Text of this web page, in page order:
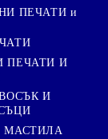
ПЕЧАТИ и
ПЕЧАТИ И
И
МАСТИЛА